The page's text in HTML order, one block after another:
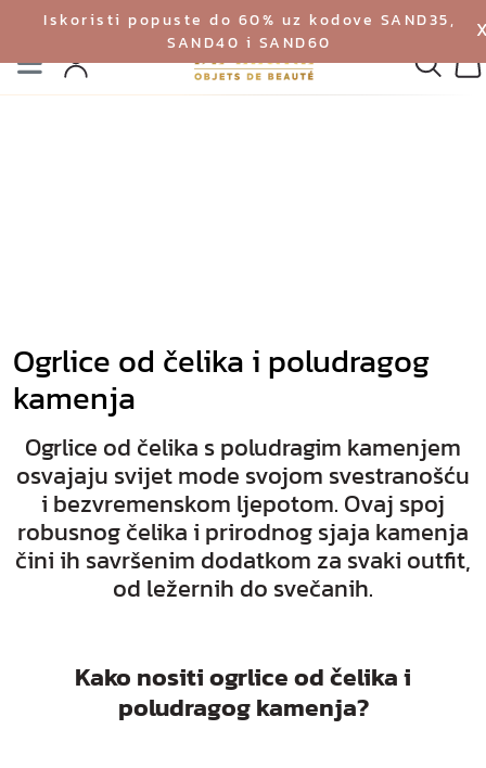
Iskoristi popuste do 60% uz kodove SAND35,
SAND40 i SAND60
Izbornik
Profil
Ogrlice od čelika i poludragog
kamenja
Ogrlice od čelika s poludragim kamenjem
osvajaju svijet mode svojom svestranošću
i bezvremenskom ljepotom. Ovaj spoj
robusnog čelika i prirodnog sjaja kamenja
čini ih savršenim dodatkom za svaki outfit,
od ležernih do svečanih.
Kako nositi ogrlice od čelika i
poludragog kamenja?